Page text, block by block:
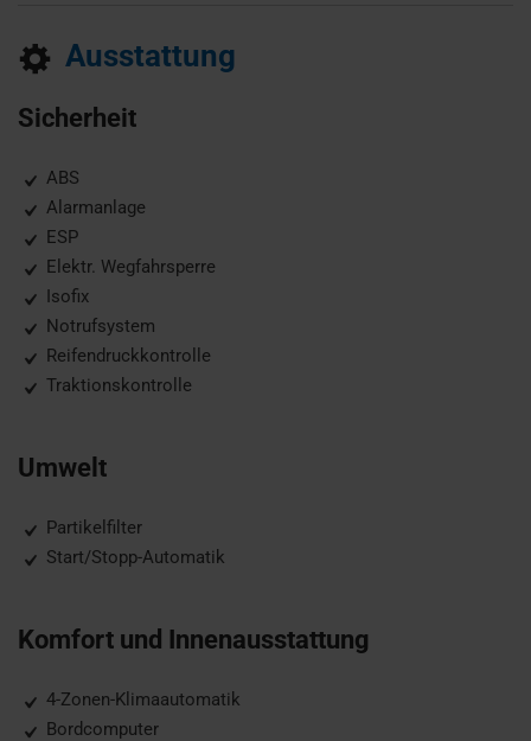
Ausstattung
Sicherheit
ABS
Alarmanlage
ESP
Elektr. Wegfahrsperre
Isofix
Notrufsystem
Reifendruckkontrolle
Traktionskontrolle
Umwelt
Partikelfilter
Start/Stopp-Automatik
Komfort und Innenausstattung
4-Zonen-Klimaautomatik
Bordcomputer